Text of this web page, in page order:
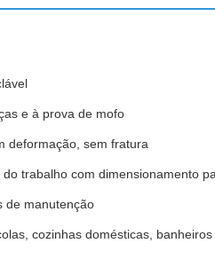
e à prova de mofo
deformação, sem fratura
trabalho com dimensionamento
de manutenção
cozinhas domésticas,